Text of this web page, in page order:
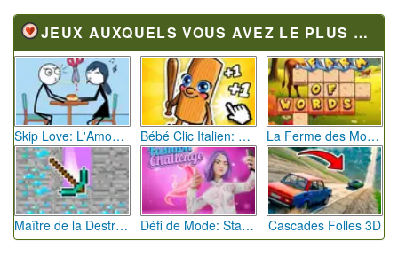
JEUX AUXQUELS VOUS AVEZ LE PLUS JOUÉ
Skip Love: L'Amour en Péril Bébé Clic Italien: La Folie des Petits Bambins La Ferme des Mots - Cultivez votre Vocabulaire
Maître de la Destruction: Fusion de Pioches Défi de Mode: Star du Podium Cascades Folles 3D